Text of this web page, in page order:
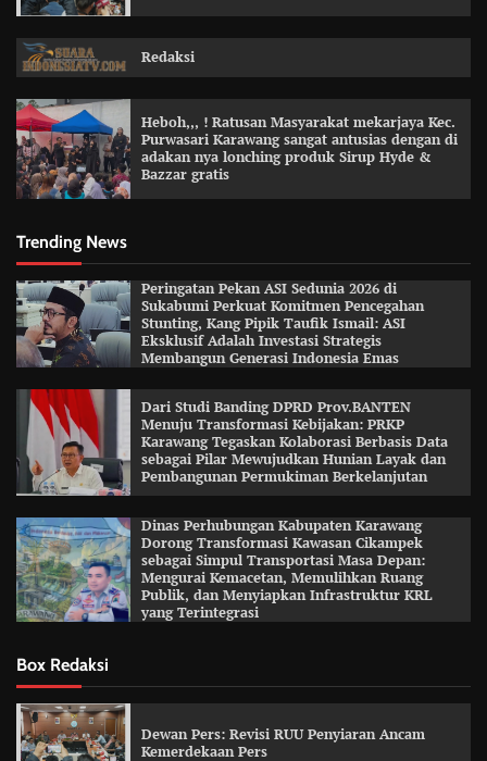
Redaksi
Heboh,,, ! Ratusan Masyarakat mekarjaya Kec.
Purwasari Karawang sangat antusias dengan di
adakan nya lonching produk Sirup Hyde &
Bazzar gratis
Trending News
Peringatan Pekan ASI Sedunia 2026 di
Sukabumi Perkuat Komitmen Pencegahan
Stunting, Kang Pipik Taufik Ismail: ASI
Eksklusif Adalah Investasi Strategis
Membangun Generasi Indonesia Emas
Dari Studi Banding DPRD Prov.BANTEN
Menuju Transformasi Kebijakan: PRKP
Karawang Tegaskan Kolaborasi Berbasis Data
sebagai Pilar Mewujudkan Hunian Layak dan
Pembangunan Permukiman Berkelanjutan
Dinas Perhubungan Kabupaten Karawang
Dorong Transformasi Kawasan Cikampek
sebagai Simpul Transportasi Masa Depan:
Mengurai Kemacetan, Memulihkan Ruang
Publik, dan Menyiapkan Infrastruktur KRL
yang Terintegrasi
Box Redaksi
Dewan Pers: Revisi RUU Penyiaran Ancam
Kemerdekaan Pers